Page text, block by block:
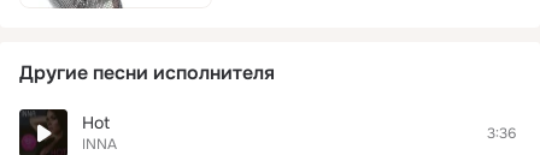
Другие песни исполнителя
Hot
INNA
3:36